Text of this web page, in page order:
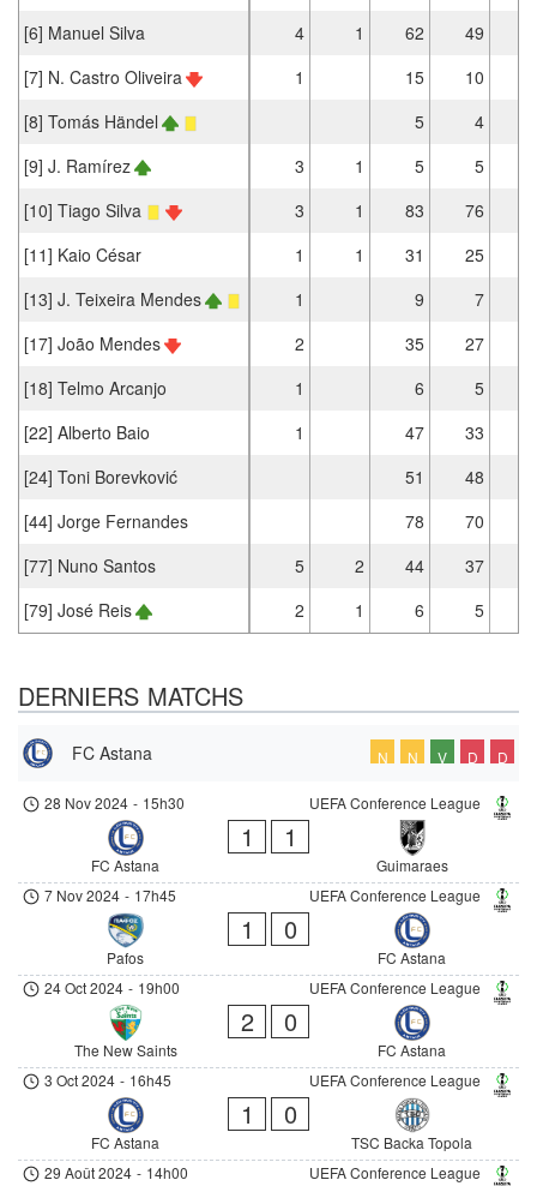
[6] Manuel Silva 4 1 62
49
[7] N. Castro Oliveira
1 15 10
[8] Tomás Händel
5
4
[9] J. Ramírez
3 1 5
5
[10] Tiago Silva
3 1 83 76
[11] Kaio César
1 1 31 25
[13] J. Teixeira Mendes
1 9 7
[17] João Mendes
2 35 27
[18] Telmo Arcanjo
1 6 5
[22] Alberto Baio
1 47 33
[24] Toni Borevković
51
48
[44] Jorge Fernandes
78
70
[77] Nuno Santos
5 2 44 37
[79] José Reis
2 1 6 5
DERNIERS MATCHS
FC Astana N N V D D
UEFA Conference League
28 Nov 2024 - 15h30
FC Astana
1 1
Guimaraes
UEFA Conference League
7 Nov 2024 - 17h45
Pafos
1 0
FC Astana
UEFA Conference League
24 Oct 2024 - 19h00
The New Saints
2 0
FC Astana
UEFA Conference League
3 Oct 2024 - 16h45
FC Astana
1 0
TSC Backa Topola
UEFA Conference League
29 Août 2024 - 14h00